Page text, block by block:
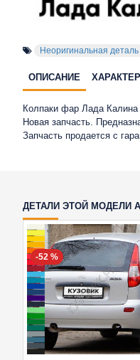
Неоригинальная деталь
ОПИСАНИЕ
Колпаки фар Лада
Новая запчасть.
Запчасть продается с
ДЕТАЛИ ЭТОЙ МОДЕЛИ
-52 %